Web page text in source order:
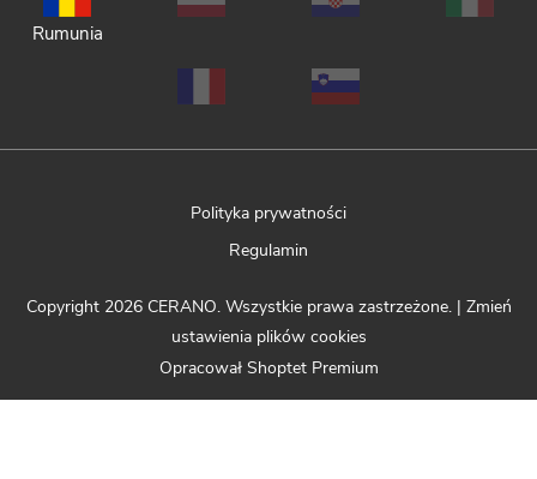
Rumunia
Polityka prywatności
Regulamin
Opracował Shoptet Premium
Copyright 2026 CERANO. Wszystkie prawa zastrzeżone. | Zmień
ustawienia plików cookies